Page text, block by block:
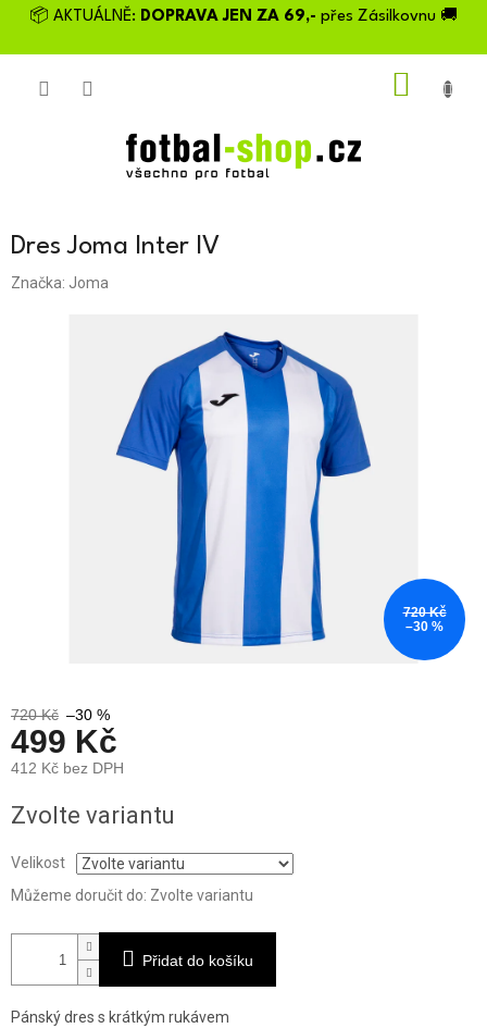
Přejít📦 AKTUÁLNĚ: DOPRAVA JEN ZA 69,- přes Zásilkovnu 🚚
Dres Joma Inter IV
Značka: Joma
720 Kč
–30 %
720 Kč –30 %
499 Kč
412 Kč bez DPH
cena:
Zvolte variantu
Velikost
Můžeme doručit do: Zvolte variantu
Přidat do košíku
Pánský dres s krátkým rukávem